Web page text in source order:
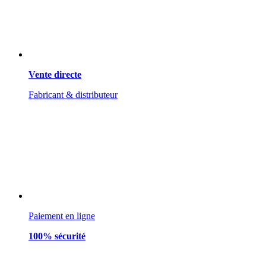
Vente directe
Fabricant & distributeur
Paiement en ligne
100% sécurité